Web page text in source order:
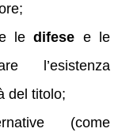
ledifese e le
l’esistenza
del titolo;
(come